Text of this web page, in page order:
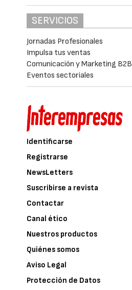
SERVICIOS
Jornadas Profesionales
Impulsa tus ventas
Comunicación y Marketing B2B
Eventos sectoriales
Identificarse
Registrarse
NewsLetters
Suscribirse a revista
Contactar
Canal ético
Nuestros productos
Quiénes somos
Aviso Legal
Protección de Datos